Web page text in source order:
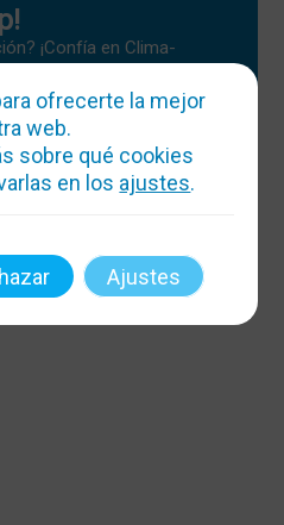
¡Confía en Clima-
magia con la
y reformas sin
ofrecerte la mejor
web.
sobre qué cookies
en los ajustes.
Ajustes